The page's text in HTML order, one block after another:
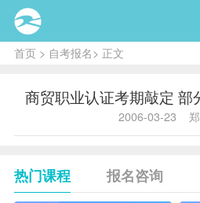
首页> 自考报名> 正文
商贸职业认证考期敲定 部
2006-03-23
热门课程 报名咨询